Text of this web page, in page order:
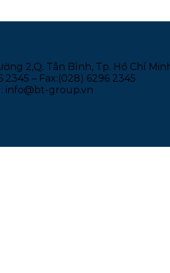
2,Q. Tân Bình, Tp. Hồ Chí
2345 – Fax:(028) 6296 2345
info@bt-group.vn